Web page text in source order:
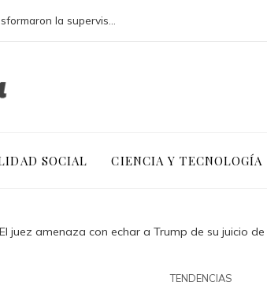
SOCIAL CIENCIA Y TECNOLOGÍA
El juez amenaza con echar a Trump de su juicio
TENDENCIAS